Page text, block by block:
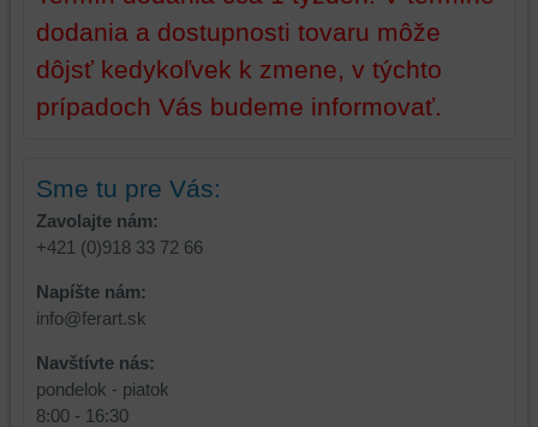
dodania a dostupnosti tovaru môže
dôjsť kedykoľvek k zmene, v týchto
prípadoch Vás budeme informovať.
Sme tu pre Vás:
Zavolajte nám:
+421 (0)918 33 72 66
Napíšte nám:
info@ferart.sk
Navštívte nás:
pondelok - piatok
8:00 - 16:30
prehliadača)
na
identifikáciu
vašej
relácie
základnej
funkčnosti
platformy,
z
prehliadania
zabezpečenia.
aby
sme
mohli
poskytovať
doplnkové
zlepšujú
váš
zážitok
prehliadania,
ukladať
niektoré
vašich